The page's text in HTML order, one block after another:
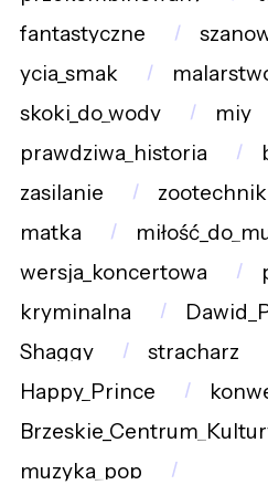
fantastyczne
ycia_smak
skoki_do_wody
miy
prawdziwa_historia
zasilanie
zootechnik
matka
wersja_koncertowa
kryminalna
Shaggy
stracharz
Happy_Prince
muzyka_pop